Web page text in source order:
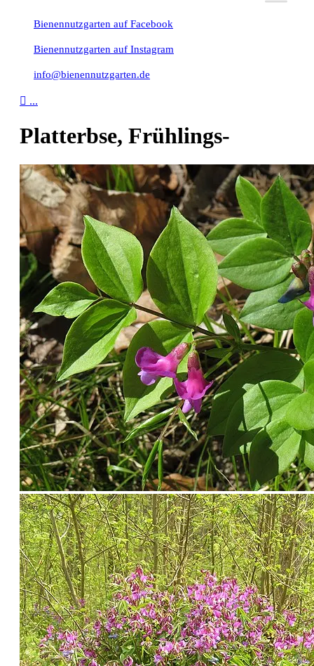
Bienennutzgarten auf Facebook
Bienennutzgarten auf Instagram
info@bienennutzgarten.de
 ...
Platterbse, Frühlings-